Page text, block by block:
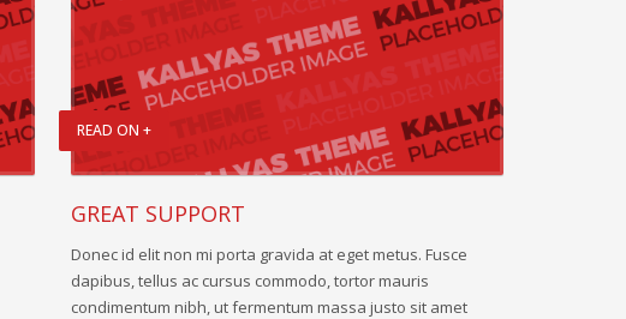
READ ON +
GREAT SUPPORT
Donec id elit non mi porta gravida at eget metus. Fusce
dapibus, tellus ac cursus commodo, tortor mauris
condimentum nibh, ut fermentum massa justo sit amet